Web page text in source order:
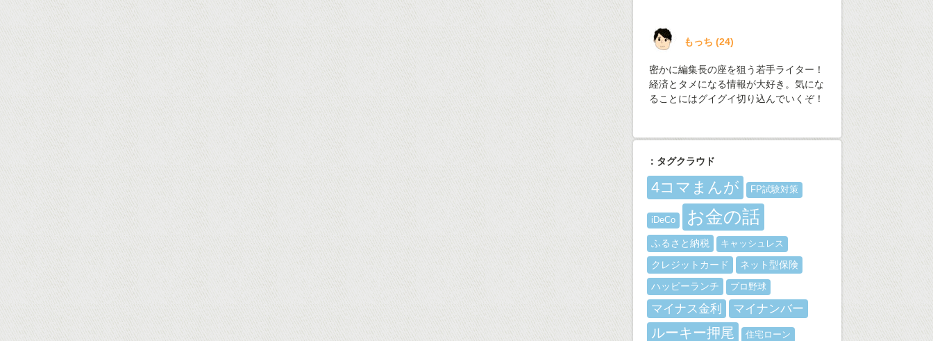
もっち (24)
密かに編集長の座を狙う若手ライター！
経済とタメになる情報が大好き。気にな
ることにはグイグイ切り込んでいくぞ！
：タグクラウド
4コマまんが FP試験対策
iDeCo お金の話
ふるさと納税 キャッシュレス
クレジットカード
ネット型保険
ハッピーランチ
プロ野球
マイナス金利 マイナンバー
ルーキー押尾 住宅ローン